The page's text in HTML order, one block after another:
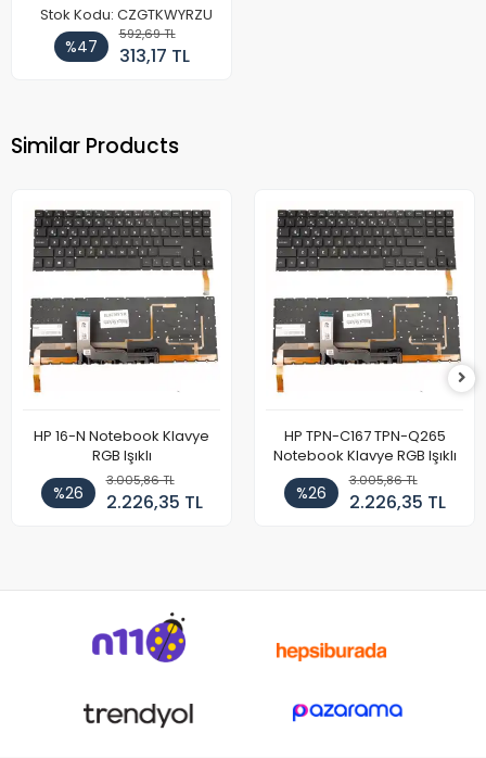
Stok Kodu: CZGTKWYRZU
%47
592,69 TL
313,17 TL
Similar Products
HP 16-N Notebook Klavye
RGB Işıklı
%26
3.005,86 TL
2.226,35 TL
HP TPN-C167 TPN-Q265
Notebook Klavye RGB Işıklı
%26
3.005,86 TL
2.226,35 TL